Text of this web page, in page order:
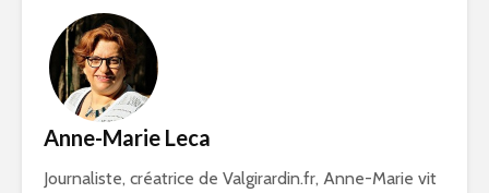
Anne-Marie Leca
Journaliste, créatrice de Valgirardin.fr, Anne-Marie vit